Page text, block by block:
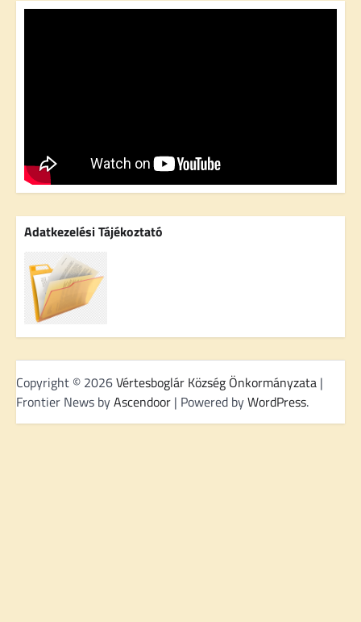
Adatkezelési Tájékoztató
Copyright © 2026Vértesboglár Község Önkormányzata |
Frontier News byAscendoor | Powered byWordPress.